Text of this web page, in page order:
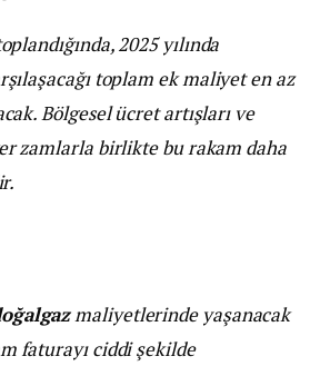
2025 yılında
toplam ek maliyet en az
Bölgesel ücret artışları ve
zamlarla birlikte bu rakam daha
maliyetlerinde yaşanacak
faturayı ciddi şekilde